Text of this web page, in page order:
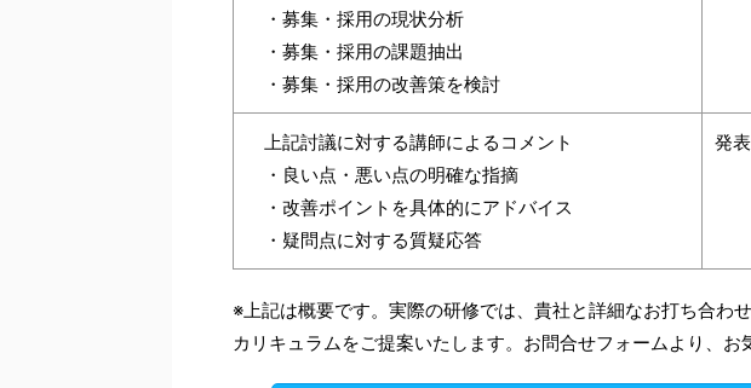
・募集・採用の現状分析
・募集・採用の課題抽出
・募集・採用の改善策を検討
上記討議に対する講師によるコメント
・良い点・悪い点の明確な指摘
・改善ポイントを具体的にアドバイス
・疑問点に対する質疑応答
発
※上記は概要です。実際の研修では、貴社と詳細なお打ち合わ
カリキュラムをご提案いたします。お問合せフォームより、お